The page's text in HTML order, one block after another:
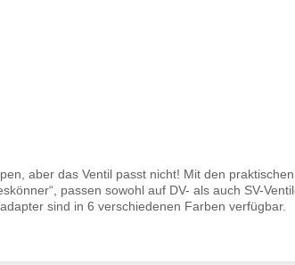
aber das Ventil passt nicht! Mit den
passen sowohl auf DV- als auch SV-
sind in 6 verschiedenen Farben verfügbar.